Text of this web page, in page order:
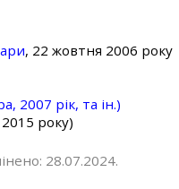
, 22 жовтня 2006 року
2007 рік, та ін.)
року)
28.07.2024.